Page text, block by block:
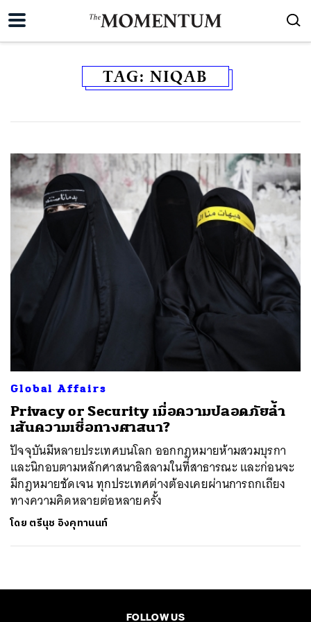
TAG: NIQAB
Global Affairs
Privacy or Security เมื่อความปลอดภัยล้ำ
เส้นความเชื่อทางศาสนา?
ปัจจุบันมีหลายประเทศบนโลก ออกกฎหมายห้ามสวมบุรกา
และนิกอบตามหลักศาสนาอิสลามในที่สาธารณะ และก่อนจะ
มีกฎหมายชัดเจน ทุกประเทศต่างต้องเคยผ่านการถกเถียง
ทางความคิดหลายต่อหลายครั้ง
โดย ตรีนุช อิงคุทานนท์
FOLLOW US
SHARE EMAIL